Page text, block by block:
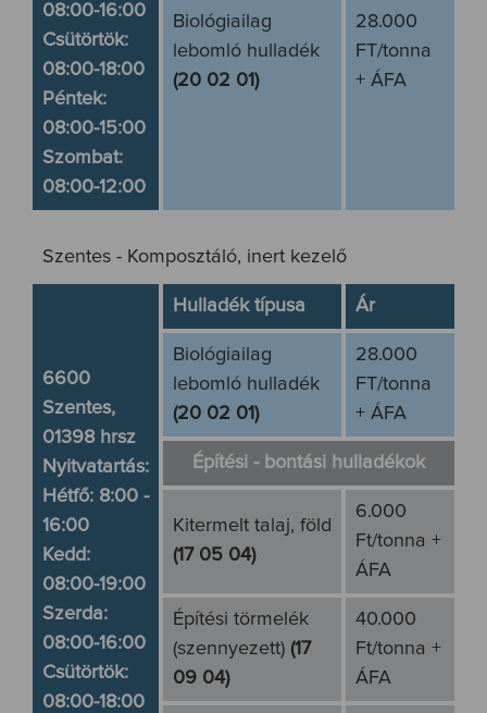
08:00-16:00
Csütörtök:
08:00-18:00
Péntek:
08:00-15:00
Szombat:
08:00-12:00
Biológiailag
lebomló hulladék
(20 02 01)
28.000
FT/tonna
+ ÁFA
Szentes - Komposztáló, inert kezelő
6600
Szentes,
01398 hrsz
Nyitvatartás:
Hétfő: 8:00 -
16:00
Kedd:
08:00-19:00
Szerda:
08:00-16:00
Csütörtök:
08:00-18:00
Hulladék típusa Ár
Biológiailag
lebomló hulladék
(20 02 01)
28.000
FT/tonna
+ ÁFA
Építési - bontási hulladékok
Kitermelt talaj, föld
(17 05 04)
6.000
Ft/tonna +
ÁFA
Építési törmelék
(szennyezett) (17
09 04)
40.000
Ft/tonna +
ÁFA